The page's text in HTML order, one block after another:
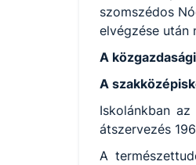
szomszédos
elvégzése után
A
A
Iskolánkban
átszervezés
A